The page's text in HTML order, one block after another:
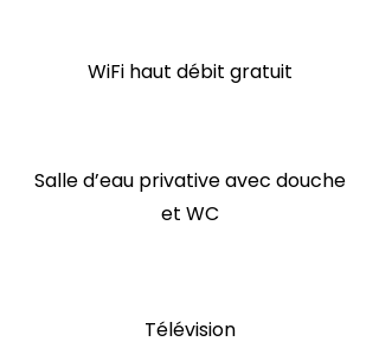
WiFi haut débit gratuit
Salle d’eau privative avec douche
et WC
Télévision